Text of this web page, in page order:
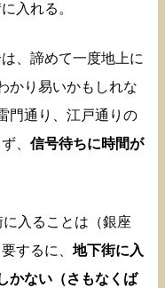
入れる。
、諦めて一度地上に
かり易いかもしれな
門通り、江戸通りの
、 信号待ちに時間が
入ることは（銀座
するに、 地下街に入
かない（さもなくば